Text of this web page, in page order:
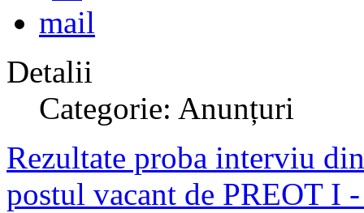
Detalii
Categorie: Anunțuri
Rezultate proba interviu
postul vacant de PREOT